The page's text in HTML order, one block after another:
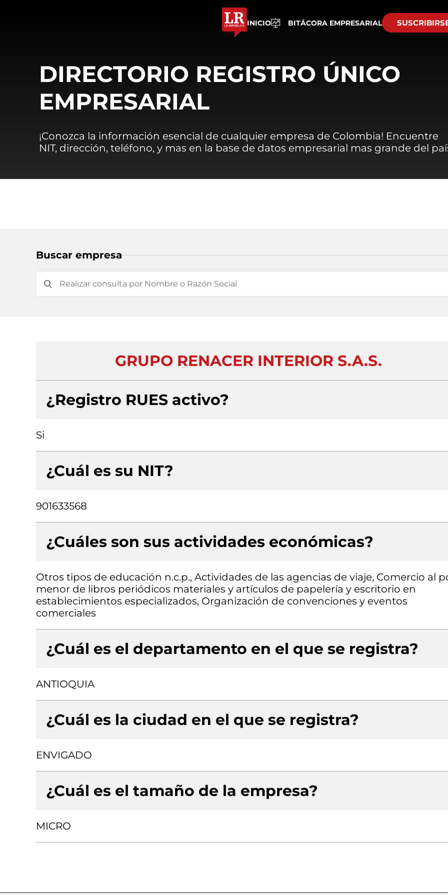
INICIO BITÁCORA EMPRESARIAL
DIRECTORIO REGISTRO ÚNICO
EMPRESARIAL
¡Conozca la información esencial de cualquier empresa de Colombia! Encuentre
NIT, dirección, teléfono, y mas en la base de datos empresarial mas grande del
Buscar empresa
GRUPO RENACER INTERIOR S.A.S.
¿Registro RUES activo?
Si
¿Cuál es su NIT?
901633568
¿Cuáles son sus actividades económicas?
Otros tipos de educación n.c.p., Actividades de las agencias de viaje, Comercio al
menor de libros periódicos materiales y artículos de papelería y escritorio en
establecimientos especializados, Organización de convenciones y eventos
comerciales
¿Cuál es el departamento en el que se registra?
ANTIOQUIA
¿Cuál es la ciudad en el que se registra?
ENVIGADO
¿Cuál es el tamaño de la empresa?
MICRO